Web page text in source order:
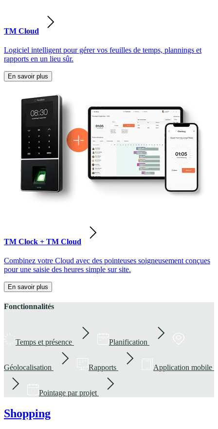
TM Cloud
Logiciel intelligent pour gérer vos feuilles de temps, plannings et
rapports en un lieu sûr.
En savoir plus
TM Clock + TM Cloud
Combinez votre Cloud avec des pointeuses soigneusement conçues
pour une saisie des heures simple sur site.
En savoir plus
Fonctionnalités
Temps et présence Planification
Géolocalisation Rapports Application mobile
Pointage par projet
Shopping